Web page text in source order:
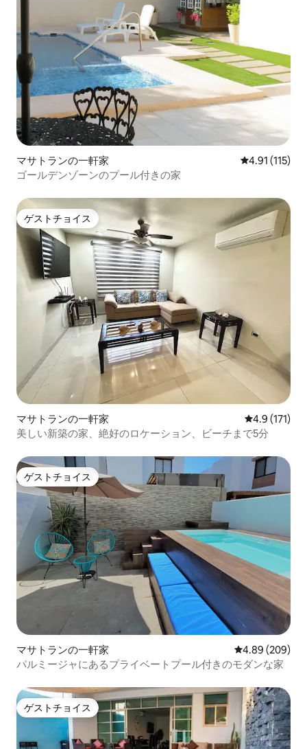
マサトランの一軒家 レビュー115
4.91 (115)
ゴールデンゾーンのプール付きの家
ゲストチョイス
ゲストチョイス
マサトランの一軒家 レビュー171
4.9 (171)
美しい新築の家、絶好のロケーション、ビーチまで5分
ゲストチョイス
ゲストチョイス
マサトランの一軒家 レビュー209
4.89 (209)
パルミージャにあるプライベートプール付きのモダンな家
ゲストチョイス
ゲストチョイス